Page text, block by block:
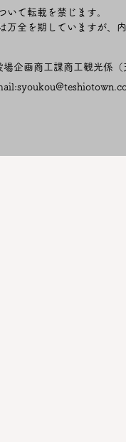
場企画商工課商工観光係
て転載を禁じます。
全を期していますが、